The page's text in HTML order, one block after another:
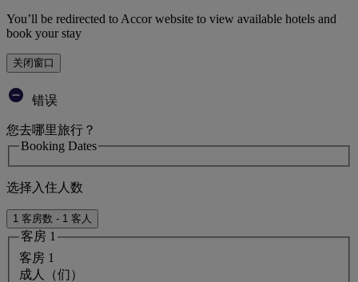
You’ll be redirected to Accor website to view available hotels and
book your stay
关闭窗口
错误
您去哪里旅行？
Booking Dates
选择入住人数
1 客房数 - 1 客人
客房 1
客房 1
成人（们）